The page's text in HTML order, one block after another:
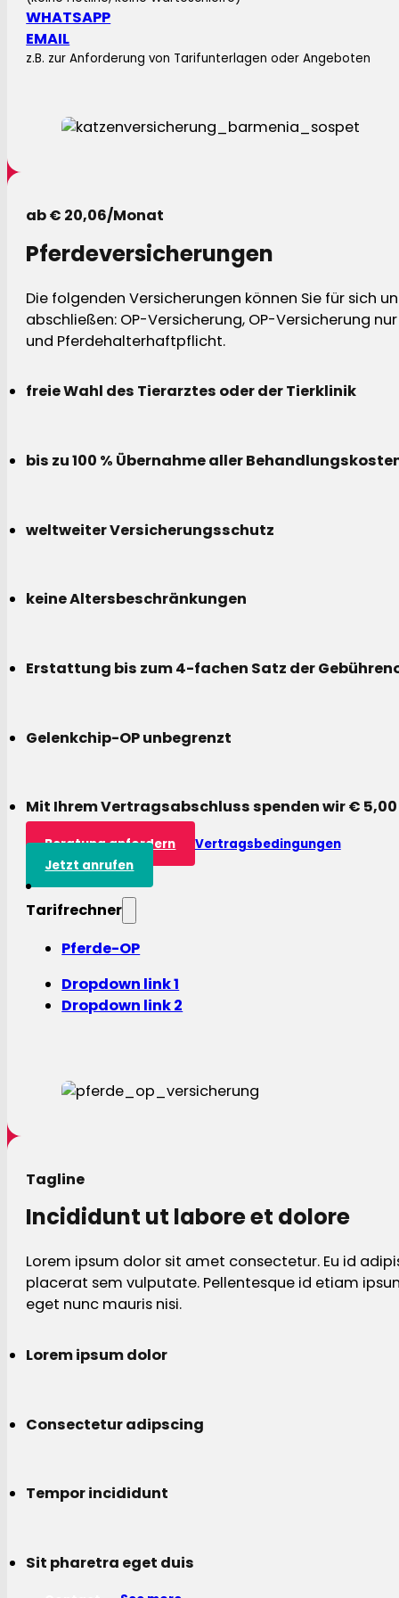
WHATSAPP
EMAIL
z.B. zur Anforderung von Tarifunterlagen oder Angeboten
ab € 20,06/Monat
Pferdeversicherungen
Die folgenden Versicherungen können Sie für sich
abschließen: OP-Versicherung, OP-Versicherung
und Pferdehalterhaftpflicht.
freie Wahl des Tierarztes oder der Tierklinik
bis zu 100 % Übernahme aller
weltweiter Versicherungsschutz
keine Altersbeschränkungen
Erstattung bis zum 4-fachen Satz der
Gelenkchip-OP unbegrenzt
Mit Ihrem Vertragsabschluss spenden wir €
Beratung anfordern
Vertragsbedingungen
Jetzt anrufen
Tarifrechner
Pferde-OP
Dropdown link 1
Dropdown link 2
Tagline
Incididunt ut labore et dolore
Lorem ipsum dolor sit amet consectetur. Eu id
placerat sem vulputate. Pellentesque id etiam
eget nunc mauris nisi.
Lorem ipsum dolor
Consectetur adipscing
Tempor incididunt
Sit pharetra eget duis